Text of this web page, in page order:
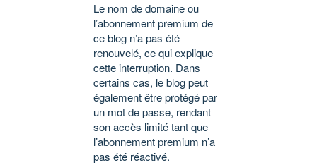
Le nom de domaine ou
l’abonnement premium de
ce blog n’a pas été
renouvelé, ce qui explique
cette interruption. Dans
certains cas, le blog peut
également être protégé par
un mot de passe, rendant
son accès limité tant que
l’abonnement premium n’a
pas été réactivé.